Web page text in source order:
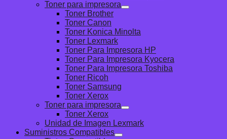
Toner para impresora
Toner Brother
Toner Canon
Toner Konica Minolta
Toner Lexmark
Toner Para Impresora HP
Toner Para Impresora Kyocera
Toner Para Impresora Toshiba
Toner Ricoh
Toner Samsung
Toner Xerox
Toner para impresora
Toner Xerox
Unidad de Imagen Lexmark
Suministros Compatibles